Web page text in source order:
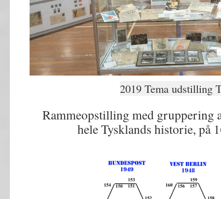
2019 Tema udstilling
Rammeopstilling med gruppering
hele Tysklands historie, på